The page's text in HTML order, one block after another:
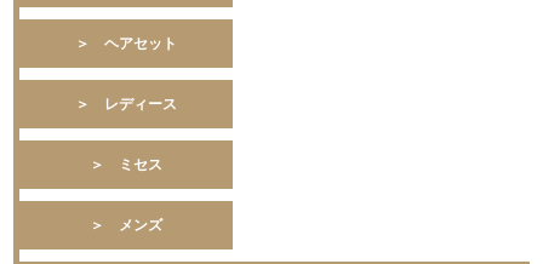
＞ ヘアセット
＞ レディース
＞ ミセス
＞ メンズ